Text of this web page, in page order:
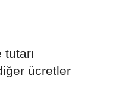
ücretler